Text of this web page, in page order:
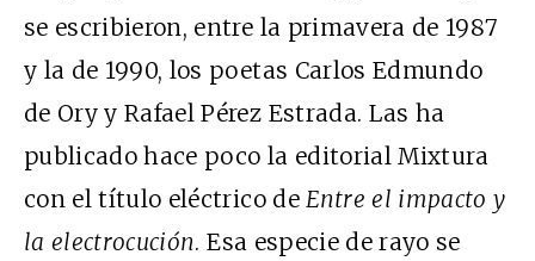
se escribieron, entre la primavera de 1987
y la de 1990, los poetas Carlos Edmundo
de Ory y Rafael Pérez Estrada. Las ha
publicado hace poco la editorial Mixtura
con el título eléctrico de Entre el impacto y
la electrocución. Esa especie de rayo se